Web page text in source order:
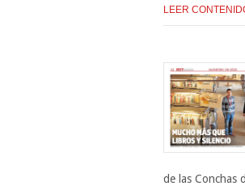
LEER
de las Conchas